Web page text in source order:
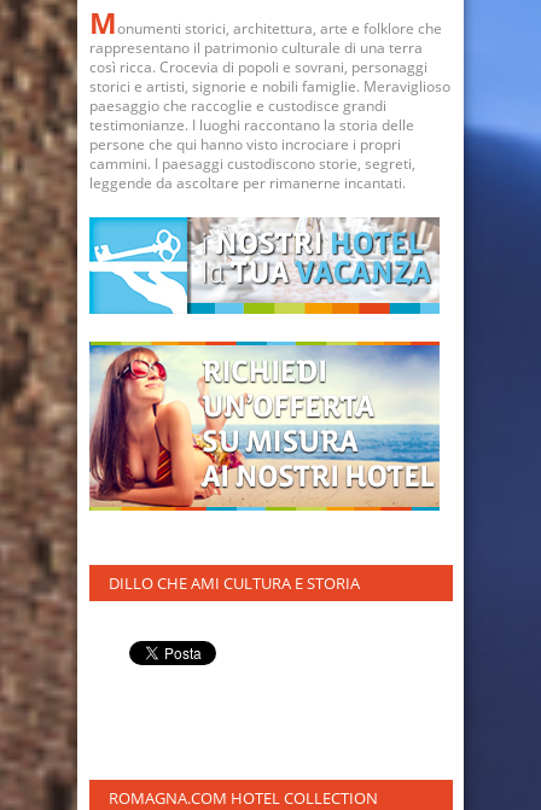
Monumenti storici, architettura, arte e folklore che
rappresentano il patrimonio culturale di una terra
così ricca. Crocevia di popoli e sovrani, personaggi
storici e artisti, signorie e nobili famiglie. Meraviglioso
paesaggio che raccoglie e custodisce grandi
testimonianze. I luoghi raccontano la storia delle
persone che qui hanno visto incrociare i propri
cammini. I paesaggi custodiscono storie, segreti,
leggende da ascoltare per rimanerne incantati.
DILLO CHE AMI CULTURA E STORIA
ROMAGNA.COM HOTEL COLLECTION